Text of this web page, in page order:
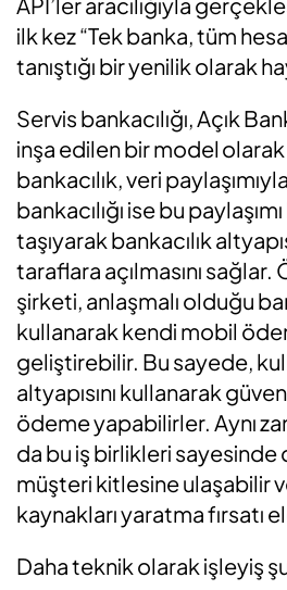
ilk kez “Tek banka, tüm
tanıştığı bir yenilik olarak
Servis bankacılığı, Açık
inşa edilen bir model olarak
bankacılık, veri
bankacılığı ise bu
taşıyarak bankacılık
taraflara açılmasını
şirketi, anlaşmalı olduğu
kullanarak kendi mobil
geliştirebilir. Bu sayede,
altyapısını kullanarak
ödeme yapabilirler. Aynı
da bu iş birlikleri sayesinde
müşteri kitlesine ulaşabilir
kaynakları yaratma fırsatı
Daha teknik olarak işleyiş